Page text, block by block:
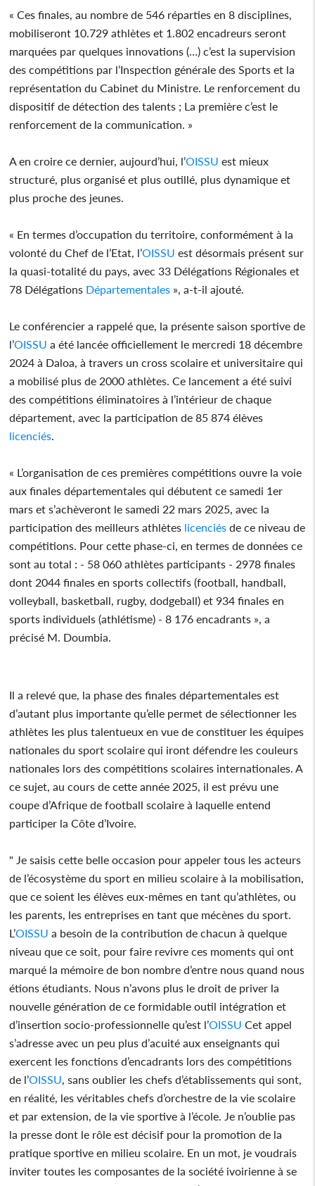
« Ces finales, au nombre de 546 réparties en 8 disciplines,
mobiliseront 10.729 athlètes et 1.802 encadreurs seront
marquées par quelques innovations (…) c’est la supervision
des compétitions par l’Inspection générale des Sports et la
représentation du Cabinet du Ministre. Le renforcement du
dispositif de détection des talents ; La première c’est le
renforcement de la communication. »
A en croire ce dernier, aujourd’hui, l’OISSU est mieux
structuré, plus organisé et plus outillé, plus dynamique et
plus proche des jeunes.
« En termes d’occupation du territoire, conformément à la
volonté du Chef de l’Etat, l’OISSU est désormais présent sur
la quasi-totalité du pays, avec 33 Délégations Régionales et
78 Délégations Départementales », a-t-il ajouté.
Le conférencier a rappelé que, la présente saison sportive de
l’OISSU a été lancée officiellement le mercredi 18 décembre
2024 à Daloa, à travers un cross scolaire et universitaire qui
a mobilisé plus de 2000 athlètes. Ce lancement a été suivi
des compétitions éliminatoires à l’intérieur de chaque
département, avec la participation de 85 874 élèves
licenciés.
« L’organisation de ces premières compétitions ouvre la voie
aux finales départementales qui débutent ce samedi 1er
mars et s’achèveront le samedi 22 mars 2025, avec la
participation des meilleurs athlètes licenciés de ce niveau de
compétitions. Pour cette phase-ci, en termes de données ce
sont au total : - 58 060 athlètes participants - 2978 finales
dont 2044 finales en sports collectifs (football, handball,
volleyball, basketball, rugby, dodgeball) et 934 finales en
sports individuels (athlétisme) - 8 176 encadrants », a
précisé M. Doumbia.
Il a relevé que, la phase des finales départementales est
d’autant plus importante qu’elle permet de sélectionner les
athlètes les plus talentueux en vue de constituer les équipes
nationales du sport scolaire qui iront défendre les couleurs
nationales lors des compétitions scolaires internationales. A
ce sujet, au cours de cette année 2025, il est prévu une
coupe d’Afrique de football scolaire à laquelle entend
participer la Côte d’Ivoire.
" Je saisis cette belle occasion pour appeler tous les acteurs
de l’écosystème du sport en milieu scolaire à la mobilisation,
que ce soient les élèves eux-mêmes en tant qu’athlètes, ou
les parents, les entreprises en tant que mécènes du sport.
L’OISSU a besoin de la contribution de chacun à quelque
niveau que ce soit, pour faire revivre ces moments qui ont
marqué la mémoire de bon nombre d’entre nous quand nous
étions étudiants. Nous n’avons plus le droit de priver la
nouvelle génération de ce formidable outil intégration et
d’insertion socio-professionnelle qu’est l’OISSU Cet appel
s’adresse avec un peu plus d’acuité aux enseignants qui
exercent les fonctions d’encadrants lors des compétitions
de l’OISSU, sans oublier les chefs d’établissements qui sont,
en réalité, les véritables chefs d’orchestre de la vie scolaire
et par extension, de la vie sportive à l’école. Je n’oublie pas
la presse dont le rôle est décisif pour la promotion de la
pratique sportive en milieu scolaire. En un mot, je voudrais
inviter toutes les composantes de la société ivoirienne à se